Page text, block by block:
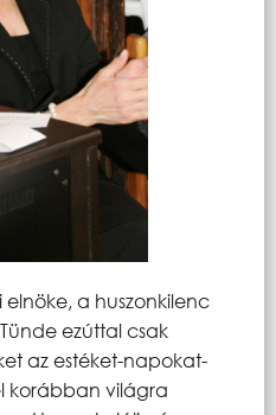
a huszonkilenc
ezúttal csak
az estéket-napokat-
korábban világra